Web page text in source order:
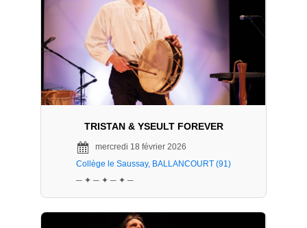
TRISTAN & YSEULT FOREVER
mercredi 18 février 2026
Collège le Saussay, BALLANCOURT (91)
─ ✦ ─ ✦ ─ ✦ ─